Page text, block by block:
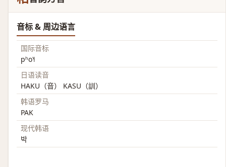
音标 & 周边语言
国际音标
pʰo˥˧
日语读音
HAKU（音） KASU（訓）
韩语罗马
PAK
现代韩语
박